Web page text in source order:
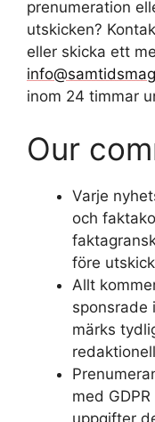
prenumeration
utskicken?
eller skicka ett
inom 24 timmar
Our
Varje
och
före
Allt
sponsrade
märks
med
uppgifter